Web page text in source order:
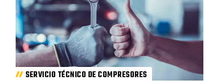
SERVICIO TÉCNICO DE COMPRESORES